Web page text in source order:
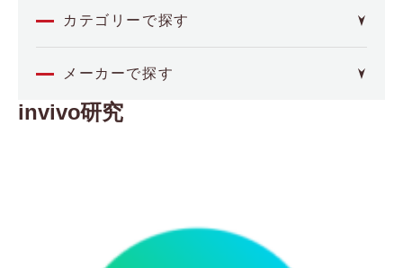
invivo研究
カテゴリーで探す
オミクス
空間解析
バイオプロセス
メーカーで探す
4basebio
（ビー・シー・アイ）
Biocrates